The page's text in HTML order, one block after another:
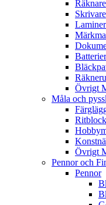
Räknare
Skrivare
Batterier
Övrigt
Måla och
Ritblock
Övrigt
Pennor och
Pennor